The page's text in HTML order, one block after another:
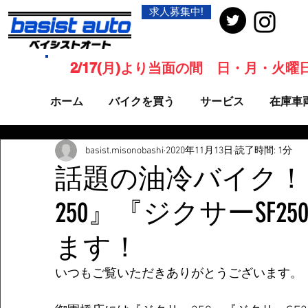
求人募集中!
ホーム バイクを買う サービス 在庫車
2/17(月)より当面の間 日・月・火曜
話題の油冷バイク
250』『ジクサー
ます！
basist.misonobashi 2020年11月13日 読了時間: 1分
いつもご覧いただきありがとうございます。